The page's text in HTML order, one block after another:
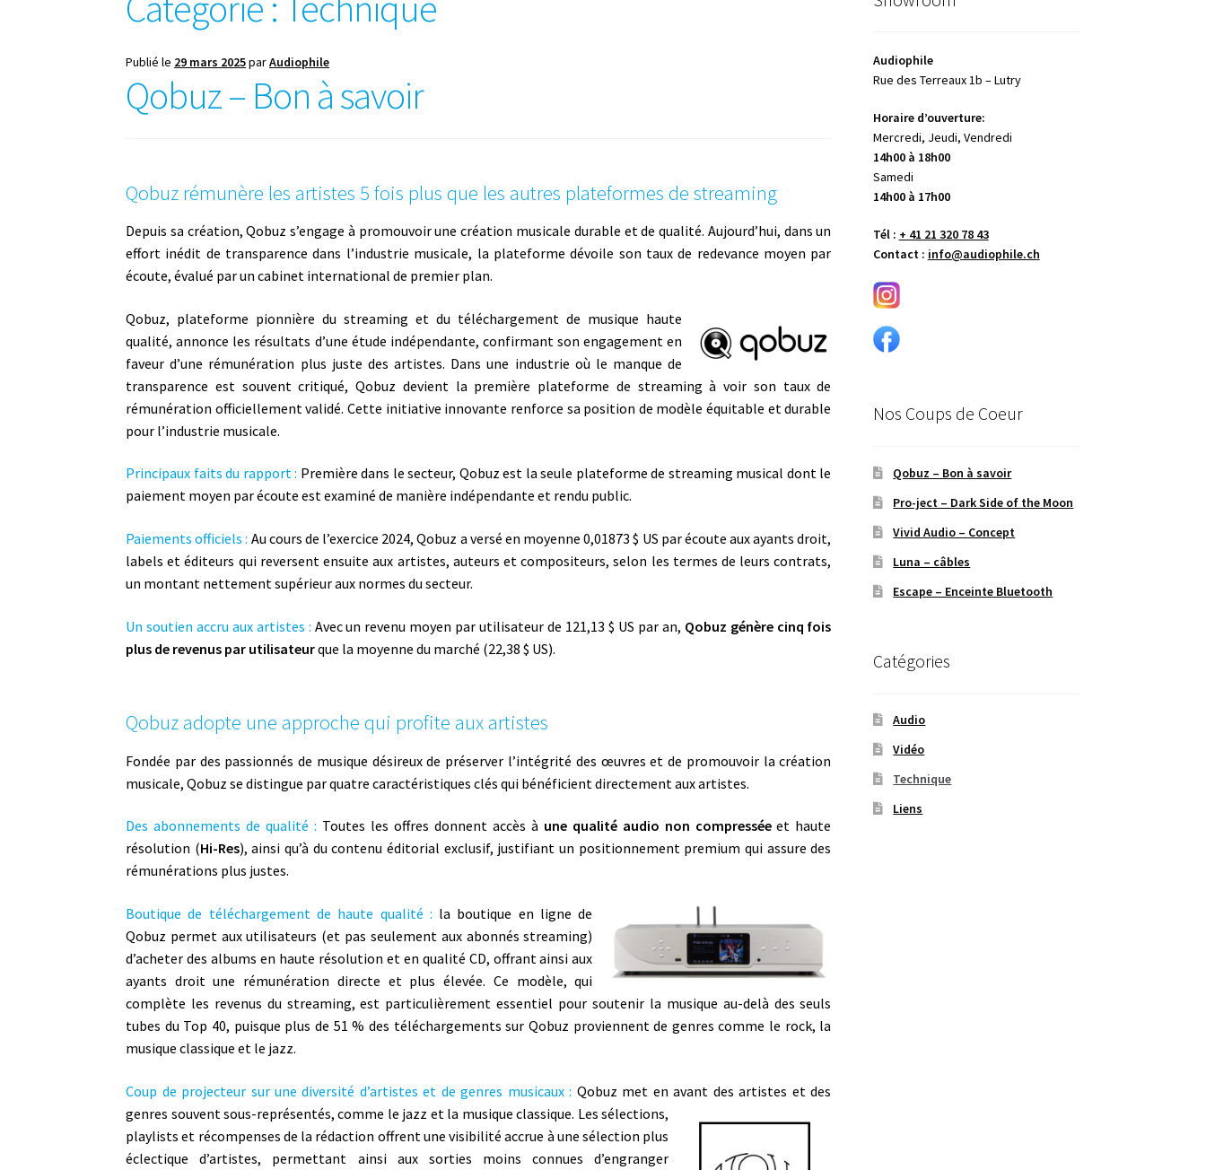
Publié le 29 mars 2025parAudiophile
Qobuz – Bon à savoir
Qobuz rémunère les artistes 5 fois plus que les autres plateformes de streaming
Depuis sa création, Qobuz s’engage à promouvoir une création musicale durable et de qualité. Aujourd’hui, dans un
effort inédit de transparence dans l’industrie musicale, la plateforme dévoile son taux de redevance moyen par
écoute, évalué par un cabinet international de premier plan.
Qobuz, plateforme pionnière du streaming et du téléchargement de musique haute
qualité, annonce les résultats d’une étude indépendante, confirmant son engagement en
faveur d’une rémunération plus juste des artistes. Dans une industrie où le manque de
transparence est souvent critiqué, Qobuz devient la première plateforme de streaming à voir son taux de
rémunération officiellement validé. Cette initiative innovante renforce sa position de modèle équitable et durable
pour l’industrie musicale.
Principaux faits du rapport : Première dans le secteur, Qobuz est la seule plateforme de streaming musical dont le
paiement moyen par écoute est examiné de manière indépendante et rendu public.
Paiements officiels : Au cours de l’exercice 2024, Qobuz a versé en moyenne 0,01873 $ US par écoute aux ayants droit,
labels et éditeurs qui reversent ensuite aux artistes, auteurs et compositeurs, selon les termes de leurs contrats,
un montant nettement supérieur aux normes du secteur.
Un soutien accru aux artistes : Avec un revenu moyen par utilisateur de 121,13 $ US par an, Qobuz génère cinq fois
plus de revenus par utilisateurque la moyenne du marché (22,38 $ US).
Qobuz adopte une approche qui profite aux artistes
Fondée par des passionnés de musique désireux de préserver l’intégrité des œuvres et de promouvoir la création
musicale, Qobuz se distingue par quatre caractéristiques clés qui bénéficient directement aux artistes.
Des abonnements de qualité : Toutes les offres donnent accès à une qualité audio non compresséeet haute
résolution (Hi-Res), ainsi qu’à du contenu éditorial exclusif, justifiant un positionnement premium qui assure des
rémunérations plus justes.
Boutique de téléchargement de haute qualité : la boutique en ligne de
Qobuz permet aux utilisateurs (et pas seulement aux abonnés streaming)
d’acheter des albums en haute résolution et en qualité CD, offrant ainsi aux
ayants droit une rémunération directe et plus élevée. Ce modèle, qui
complète les revenus du streaming, est particulièrement essentiel pour soutenir la musique au-delà des seuls
tubes du Top 40, puisque plus de 51 % des téléchargements sur Qobuz proviennent de genres comme le rock, la
musique classique et le jazz.
Coup de projecteur sur une diversité d’artistes et de genres musicaux : Qobuz met en avant des artistes et des
genres souvent sous-représentés, comme le jazz et la musique classique. Les sélections,
playlists et récompenses de la rédaction offrent une visibilité accrue à une sélection plus
éclectique d’artistes, permettant ainsi aux sorties moins connues d’engranger
Audiophile
Rue des Terreaux 1b – Lutry
Horaire d’ouverture:
Mercredi, Jeudi, Vendredi
14h00 à 18h00
Samedi
14h00 à 17h00
Tél : + 41 21 320 78 43
Contact : info@audiophile.ch
Nos Coups de Coeur
Qobuz – Bon à savoir
Pro-ject – Dark Side of the Moon
Vivid Audio – Concept
Luna – câbles
Escape – Enceinte Bluetooth
Catégories
Audio
Vidéo
Technique
Liens